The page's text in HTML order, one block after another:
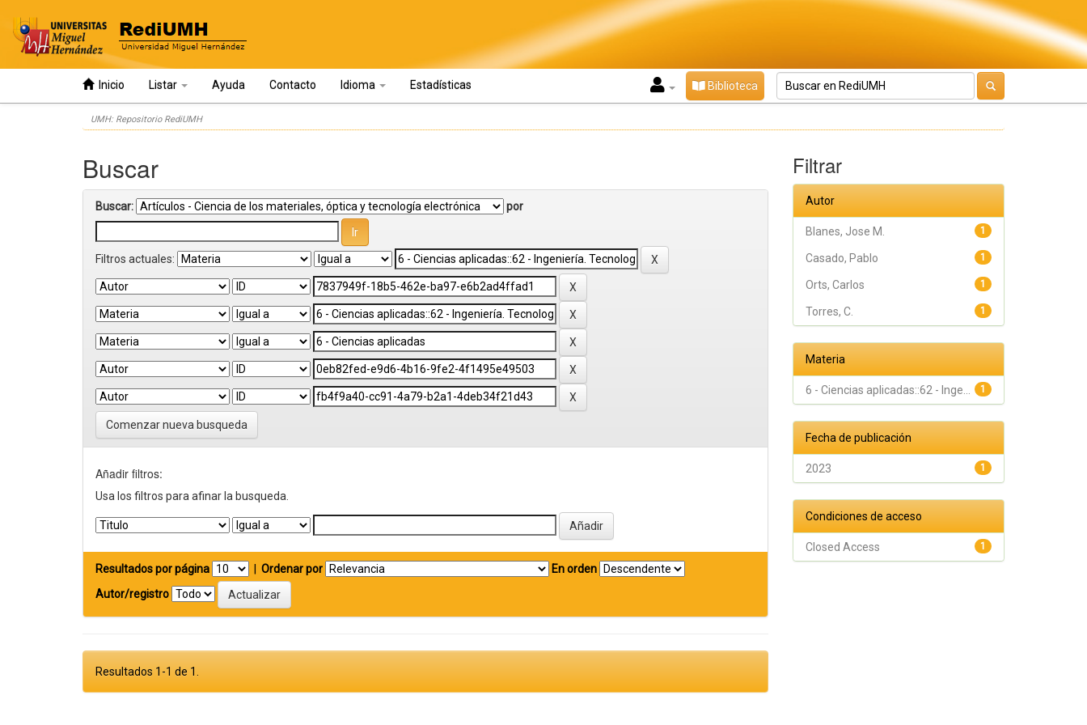
Inicio Listar Ayuda Contacto Idioma Estadísticas Biblioteca
UMH: Repositorio RediUMH
Buscar
Buscar: por
Filtros actuales:
Comenzar nueva busqueda
Añadir filtros:
Usa los filtros para afinar la busqueda.
Resultados por página Ordenar por
En orden
Autor/registro
Resultados 1-1 de 1.
Filtrar
Autor
1
Blanes, Jose M.
1
Casado, Pablo
1
Orts, Carlos
1
Torres, C.
Materia
1
6 - Ciencias aplicadas::62 - Inge...
Fecha de publicación
1
2023
Condiciones de acceso
1
Closed Access